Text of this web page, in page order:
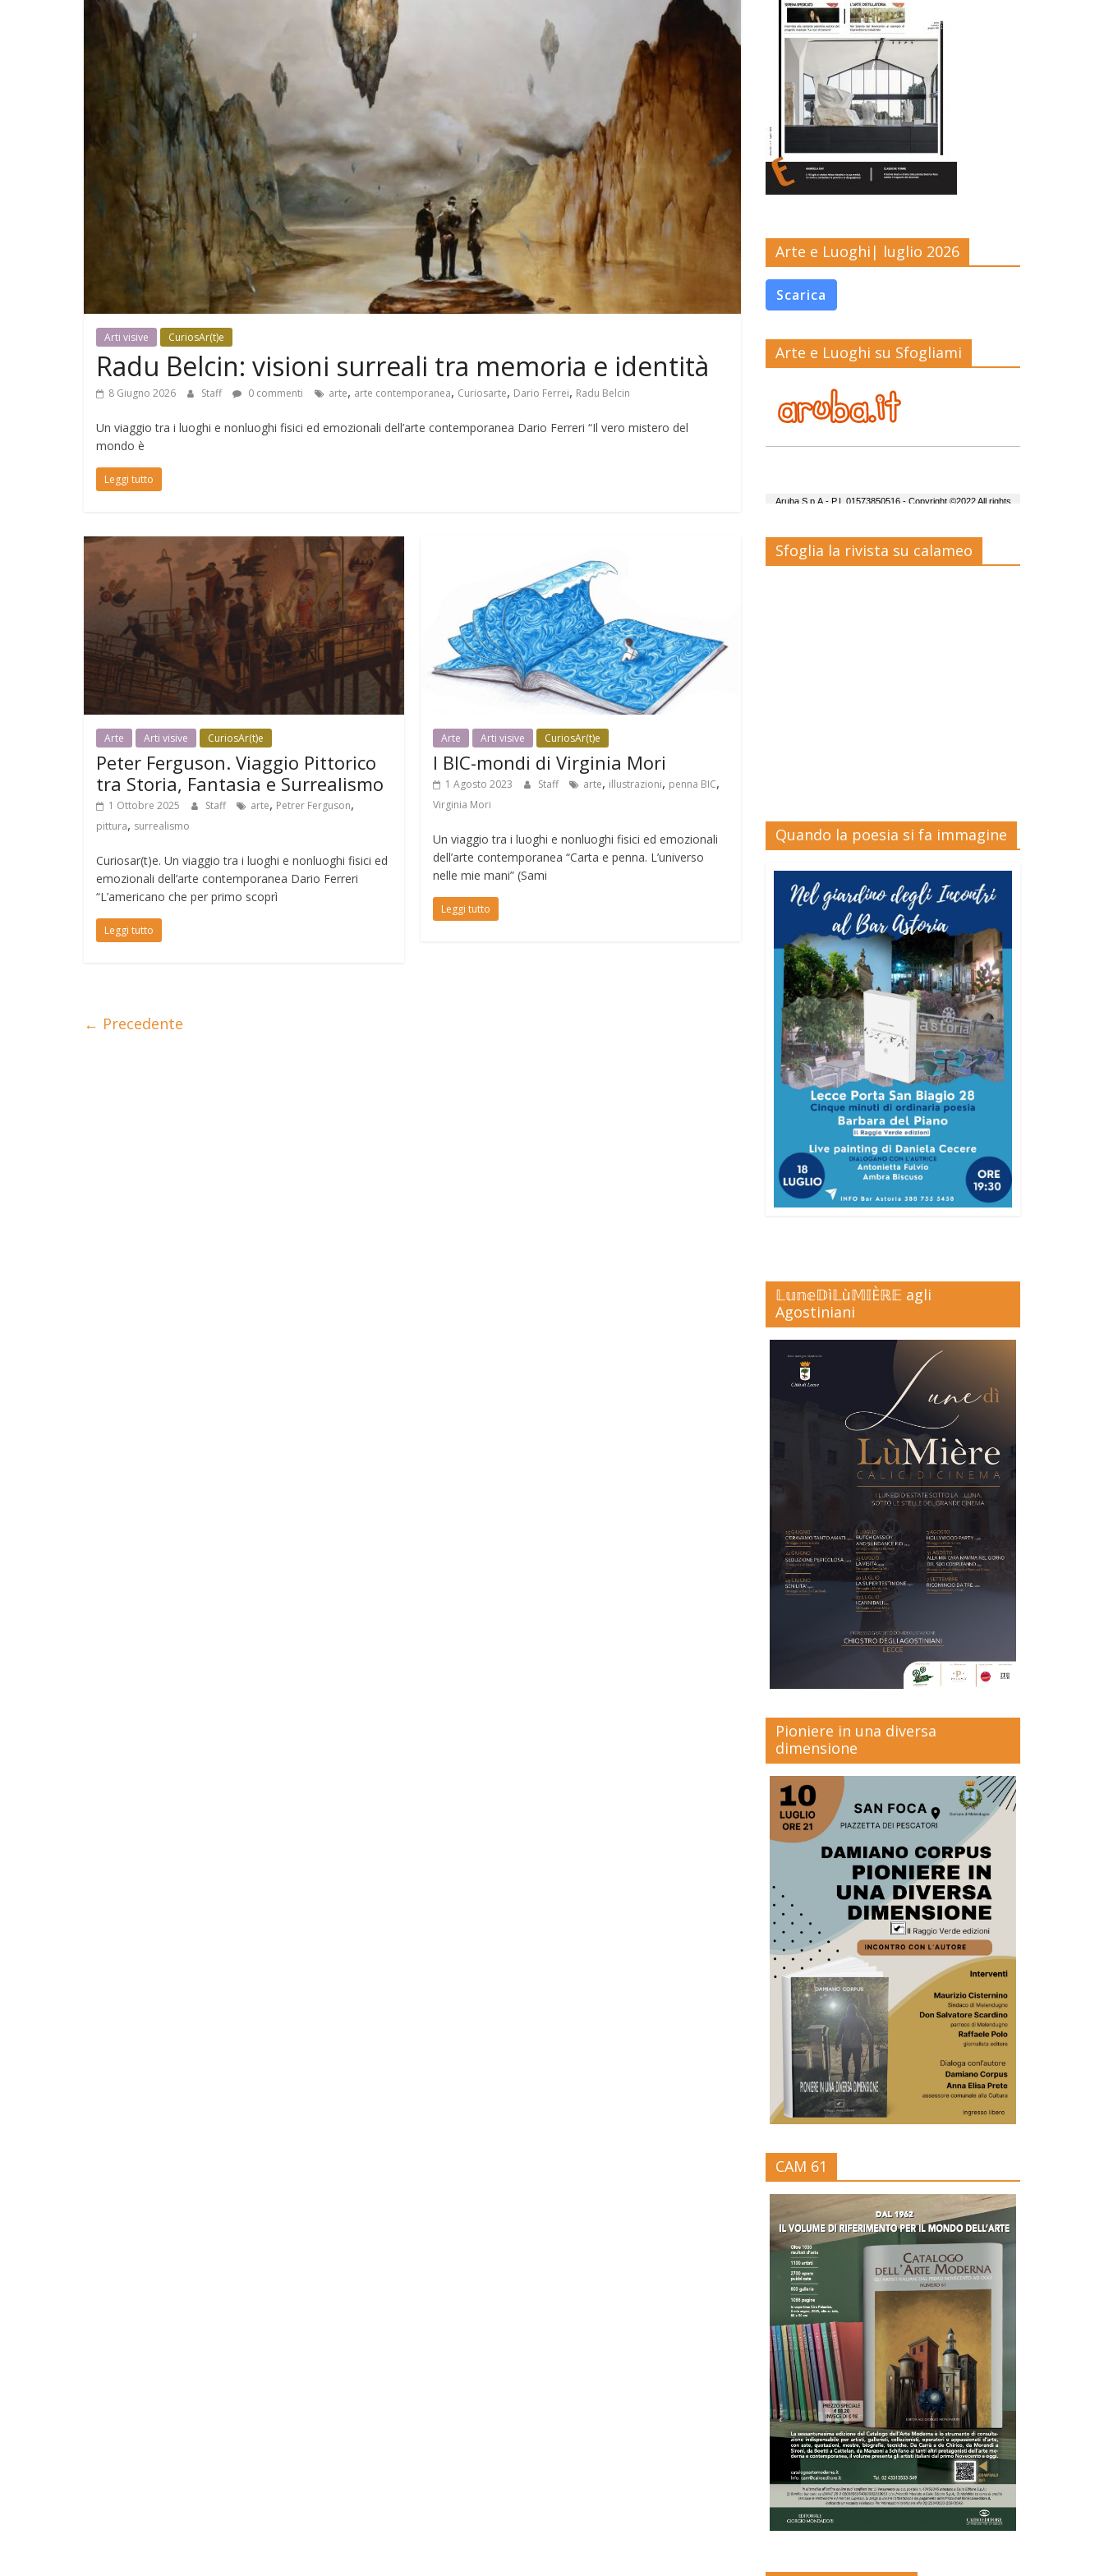
Arti visive CuriosAr(t)e
Radu Belcin: visioni surreali tra memoria e identità
8 Giugno 2026 Staff 0 commenti arte, arte contemporanea, Curiosarte, Dario Ferrei, Radu Belcin
Un viaggio tra i luoghi e nonluoghi fisici ed emozionali dell’arte contemporanea Dario Ferreri “Il vero mistero del
mondo è
Leggi tutto
Arte Arti visive CuriosAr(t)e
Peter Ferguson. Viaggio Pittorico
tra Storia, Fantasia e Surrealismo
1 Ottobre 2025 Staff arte, Petrer Ferguson,
pittura, surrealismo
Curiosar(t)e. Un viaggio tra i luoghi e nonluoghi fisici ed
emozionali dell’arte contemporanea Dario Ferreri
“L’americano che per primo scoprì
Leggi tutto
Arte Arti visive CuriosAr(t)e
I BIC-mondi di Virginia Mori
1 Agosto 2023 Staff arte, illustrazioni, penna BIC,
Virginia Mori
Un viaggio tra i luoghi e nonluoghi fisici ed emozionali
dell’arte contemporanea “Carta e penna. L’universo
nelle mie mani” (Sami
Leggi tutto
← Precedente
Arte e Luoghi| luglio 2026
Scarica
Arte e Luoghi su Sfogliami
Sfoglia la rivista su calameo
Quando la poesia si fa immagine
𝕃𝕦𝕟𝕖𝔻ì𝕃ù𝕄𝕀Èℝ𝔼 agli
Agostiniani
Pioniere in una diversa
dimensione
CAM 61